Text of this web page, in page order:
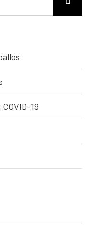
19